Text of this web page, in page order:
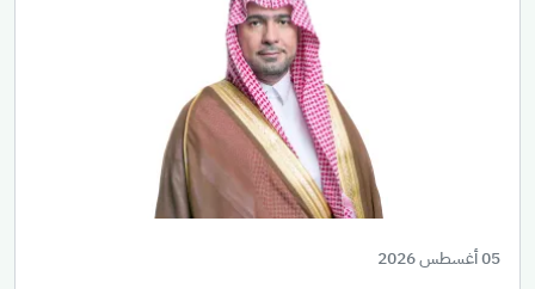
05 أغسطس 2026